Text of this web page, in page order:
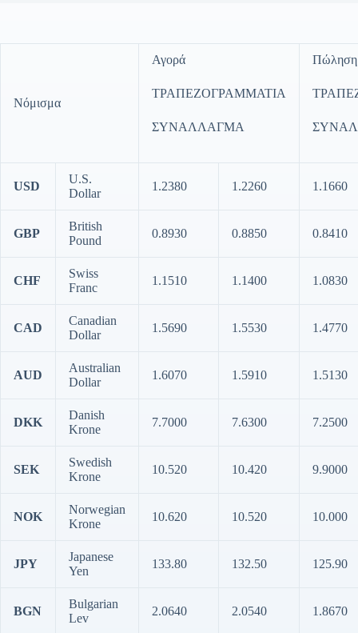
Νόμισμα
Αγορά
ΤΡΑΠΕΖΟΓΡΑΜΜΑΤΙΑ
ΣΥΝΑΛΛΑΓΜΑ
Πώληση
USD
U.S.
Dollar
1.2380 1.2260 1.1660
GBP
British
Pound
0.8930 0.8850 0.8410
CHF
Swiss
Franc
1.1510 1.1400 1.0830
CAD
Canadian
Dollar
1.5690 1.5530 1.4770
AUD
Australian
Dollar
1.6070 1.5910 1.5130
DKK
Danish
Krone
7.7000 7.6300 7.2500
SEK
Swedish
Krone
10.520 10.420 9.9000
NOK
Norwegian
Krone
10.620 10.520 10.000
JPY
Japanese
Yen
133.80 132.50 125.90
BGN
Bulgarian
Lev
2.0640 2.0540 1.8670